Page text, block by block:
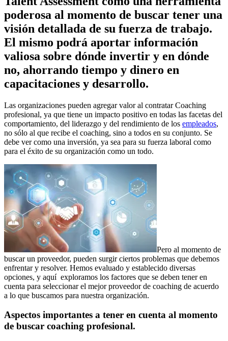
poderosa al momento de buscar tener una
visión detallada de su fuerza de trabajo.
El mismo podrá aportar información
valiosa sobre dónde invertir y en dónde
no, ahorrando tiempo y dinero en
capacitaciones y desarrollo.
Las organizaciones pueden agregar valor al contratar Coaching
profesional, ya que tiene un impacto positivo en todas las facetas del
comportamiento, del liderazgo y del rendimiento de los empleados,
no sólo al que recibe el coaching, sino a todos en su conjunto. Se
debe ver como una inversión, ya sea para su fuerza laboral como
para el éxito de su organización como un todo.
Pero al momento de
buscar un proveedor, pueden surgir ciertos problemas que debemos
enfrentar y resolver. Hemos evaluado y establecido diversas
opciones, y aquí exploramos los factores que se deben tener en
cuenta para seleccionar el mejor proveedor de coaching de acuerdo
a lo que buscamos para nuestra organización.
Aspectos importantes a tener en cuenta al momento
de buscar coaching profesional.